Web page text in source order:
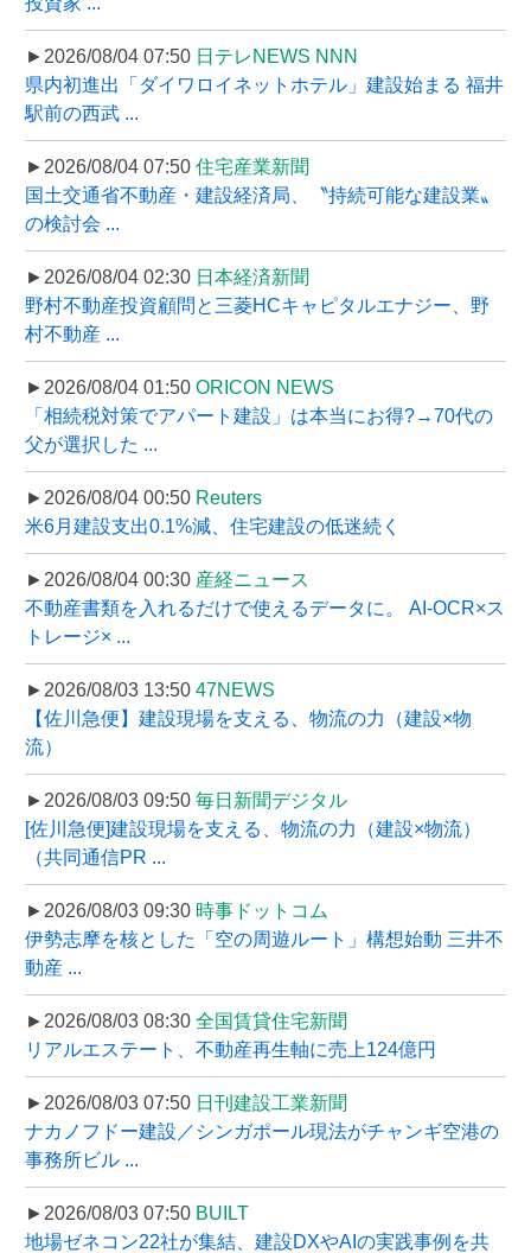
►2026/08/04 07:50 日テレNEWS NNN
県内初進出「ダイワロイネットホテル」建設始まる 福井
駅前の西武 ...
►2026/08/04 07:50 住宅産業新聞
国土交通省不動産・建設経済局、〝持続可能な建設業〟
の検討会 ...
►2026/08/04 02:30 日本経済新聞
野村不動産投資顧問と三菱HCキャピタルエナジー、野
村不動産 ...
►2026/08/04 01:50 ORICON NEWS
「相続税対策でアパート建設」は本当にお得?→70代の
父が選択した ...
►2026/08/04 00:50 Reuters
米6月建設支出0.1%減、住宅建設の低迷続く
►2026/08/04 00:30 産経ニュース
不動産書類を入れるだけで使えるデータに。 AI-OCR×ス
トレージ× ...
►2026/08/03 13:50 47NEWS
【佐川急便】建設現場を支える、物流の力（建設×物
流）
►2026/08/03 09:50 毎日新聞デジタル
[佐川急便]建設現場を支える、物流の力（建設×物流）
（共同通信PR ...
►2026/08/03 09:30 時事ドットコム
伊勢志摩を核とした「空の周遊ルート」構想始動 三井不
動産 ...
►2026/08/03 08:30 全国賃貸住宅新聞
リアルエステート、不動産再生軸に売上124億円
►2026/08/03 07:50 日刊建設工業新聞
ナカノフドー建設／シンガポール現法がチャンギ空港の
事務所ビル ...
►2026/08/03 07:50 BUILT
地場ゼネコン22社が集結、建設DXやAIの実践事例を共